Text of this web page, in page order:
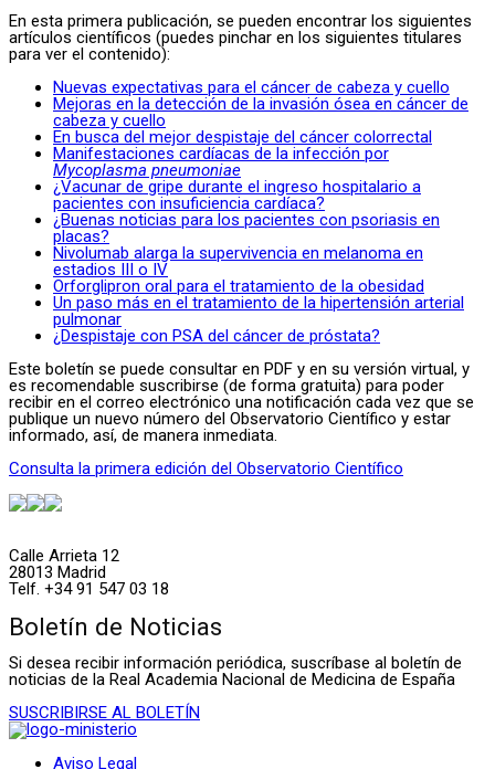
En esta primera publicación, se pueden encontrar los siguientes
artículos científicos (puedes pinchar en los siguientes titulares
para ver el contenido):
Nuevas expectativas para el cáncer de cabeza y cuello
Mejoras en la detección de la invasión ósea en cáncer de
cabeza y cuello
En busca del mejor despistaje del cáncer colorrectal
Manifestaciones cardíacas de la infección por
Mycoplasma pneumoniae
¿Vacunar de gripe durante el ingreso hospitalario a
pacientes con insuficiencia cardíaca?
¿Buenas noticias para los pacientes con psoriasis en
placas?
Nivolumab alarga la supervivencia en melanoma en
estadios III o IV
Orforglipron oral para el tratamiento de la obesidad
Un paso más en el tratamiento de la hipertensión arterial
pulmonar
¿Despistaje con PSA del cáncer de próstata?
Este boletín se puede consultar en PDF y en su versión virtual, y
es recomendable suscribirse (de forma gratuita) para poder
recibir en el correo electrónico una notificación cada vez que se
publique un nuevo número del Observatorio Científico y estar
informado, así, de manera inmediata.
Consulta la primera edición del Observatorio Científico
Calle Arrieta 12
28013 Madrid
Telf. +34 91 547 03 18
Boletín de Noticias
Si desea recibir información periódica, suscríbase al boletín de
noticias de la Real Academia Nacional de Medicina de España
SUSCRIBIRSE AL BOLETÍN
Aviso Legal